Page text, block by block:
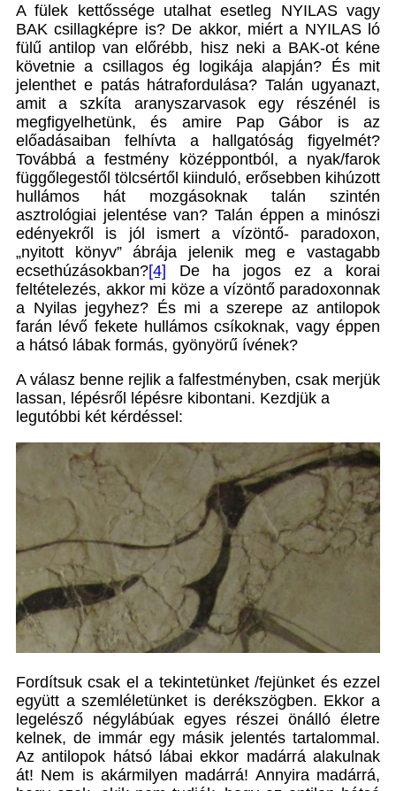
A fülek kettőssége utalhat esetleg NYILAS vagy
BAK csillagképre is? De akkor, miért a NYILAS ló
fülű antilop van előrébb, hisz neki a BAK-ot kéne
követnie a csillagos ég logikája alapján? És mit
jelenthet e patás hátrafordulása? Talán ugyanazt,
amit a szkíta aranyszarvasok egy részénél is
megfigyelhetünk, és amire Pap Gábor is az
előadásaiban felhívta a hallgatóság figyelmét?
Továbbá a festmény középpontból, a nyak/farok
függőlegestől tölcsértől kiinduló, erősebben kihúzott
hullámos hát mozgásoknak talán szintén
asztrológiai jelentése van? Talán éppen a minószi
edényekről is jól ismert a vízöntő- paradoxon,
„nyitott könyv” ábrája jelenik meg e vastagabb
ecsethúzásokban?[4] De ha jogos ez a korai
feltételezés, akkor mi köze a vízöntő paradoxonnak
a Nyilas jegyhez? És mi a szerepe az antilopok
farán lévő fekete hullámos csíkoknak, vagy éppen
a hátsó lábak formás, gyönyörű ívének?
A válasz benne rejlik a falfestményben, csak merjük
lassan, lépésről lépésre kibontani. Kezdjük a
legutóbbi két kérdéssel:
Fordítsuk csak el a tekintetünket /fejünket és ezzel
együtt a szemléletünket is derékszögben. Ekkor a
legelésző négylábúak egyes részei önálló életre
kelnek, de immár egy másik jelentés tartalommal.
Az antilopok hátsó lábai ekkor madárrá alakulnak
át! Nem is akármilyen madárrá! Annyira madárrá,